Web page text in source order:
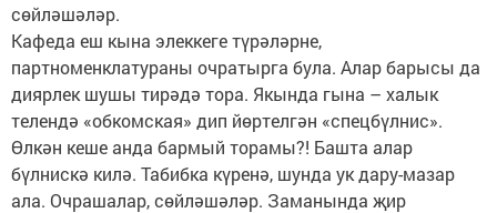
сөйләшәләр.
Кафеда еш кына элеккеге түрәләрне,
партноменклатураны очратырга була. Алар барысы да
диярлек шушы тирәдә тора. Якында гына – халык
телендә «обкомская» дип йөртелгән «спецбүлнис».
Өлкән кеше анда бармый торамы?! Башта алар
бүлнискә килә. Табибка күренә, шунда ук дару-мазар
ала. Очрашалар, сөйләшәләр. Заманында җир